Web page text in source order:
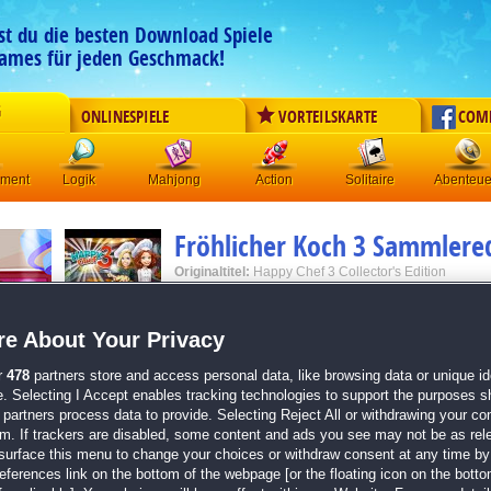
du die besten Download Spiele
für jeden Geschmack!
ONLINESPIELE VORTEILSKARTE
Logik Mahjong Action Solitaire
Fröhlicher Koch 3
Originaltitel: Happy Chef 3 Collector's Edition
Klick-Management | Größe: 215.6 MB
Klick-Management-Aufgaben für echte
Diverse Minispiele mit hoch entwickelter Grafik
Über 70 spannende Level, die es zu meistern
Kochen ist dein Ding? Dann mach gleich weiter
About Your Privacy
478 partners store and access personal data, like browsing data or unique
Selecting I Accept enables tracking technologies to support the purposes
partners process data to provide. Selecting Reject All or withdrawing your
If trackers are disabled, some content and ads you see may not be as
this menu to change your choices or withdraw consent at any time
link on the bottom of the webpage [or the floating icon on the